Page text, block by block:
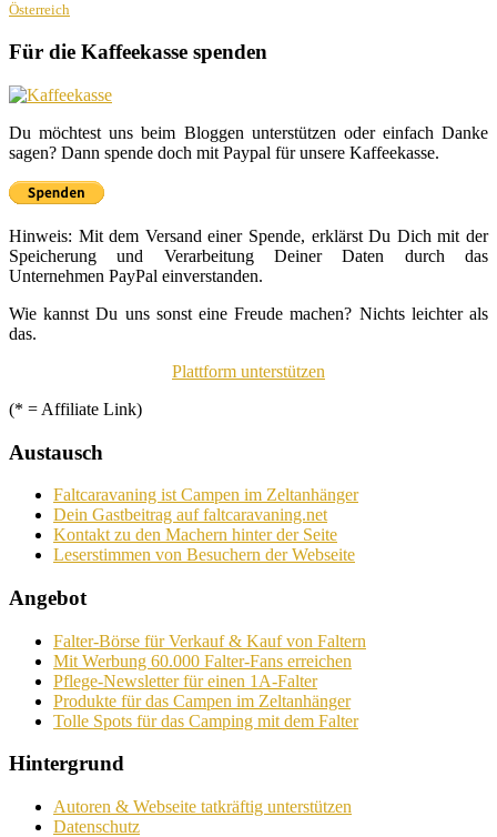
Österreich
Für die Kaffeekasse spenden
Du möchtest uns beim Bloggen unterstützen oder einfach Danke
sagen? Dann spende doch mit Paypal für unsere Kaffeekasse.
Hinweis: Mit dem Versand einer Spende, erklärst Du Dich mit der
Speicherung und Verarbeitung Deiner Daten durch das
Unternehmen PayPal einverstanden.
Wie kannst Du uns sonst eine Freude machen? Nichts leichter als
das.
Plattform unterstützen
(* = Affiliate Link)
Austausch
Faltcaravaning ist Campen im Zeltanhänger
Dein Gastbeitrag auf faltcaravaning.net
Kontakt zu den Machern hinter der Seite
Leserstimmen von Besuchern der Webseite
Angebot
Falter-Börse für Verkauf & Kauf von Faltern
Mit Werbung 60.000 Falter-Fans erreichen
Pflege-Newsletter für einen 1A-Falter
Produkte für das Campen im Zeltanhänger
Tolle Spots für das Camping mit dem Falter
Hintergrund
Autoren & Webseite tatkräftig unterstützen
Datenschutz